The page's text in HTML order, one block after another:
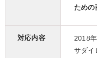
ための
対応内容
2018
サダイ